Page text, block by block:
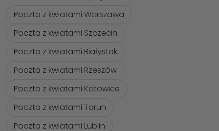
Poczta z kwiatami Warszawa
Poczta z kwiatami Szczecin
Poczta z kwiatami Białystok
Poczta z kwiatami Rzeszów
Poczta z kwiatami Katowice
Poczta z kwiatami Torun
Poczta z kwiatami Lublin